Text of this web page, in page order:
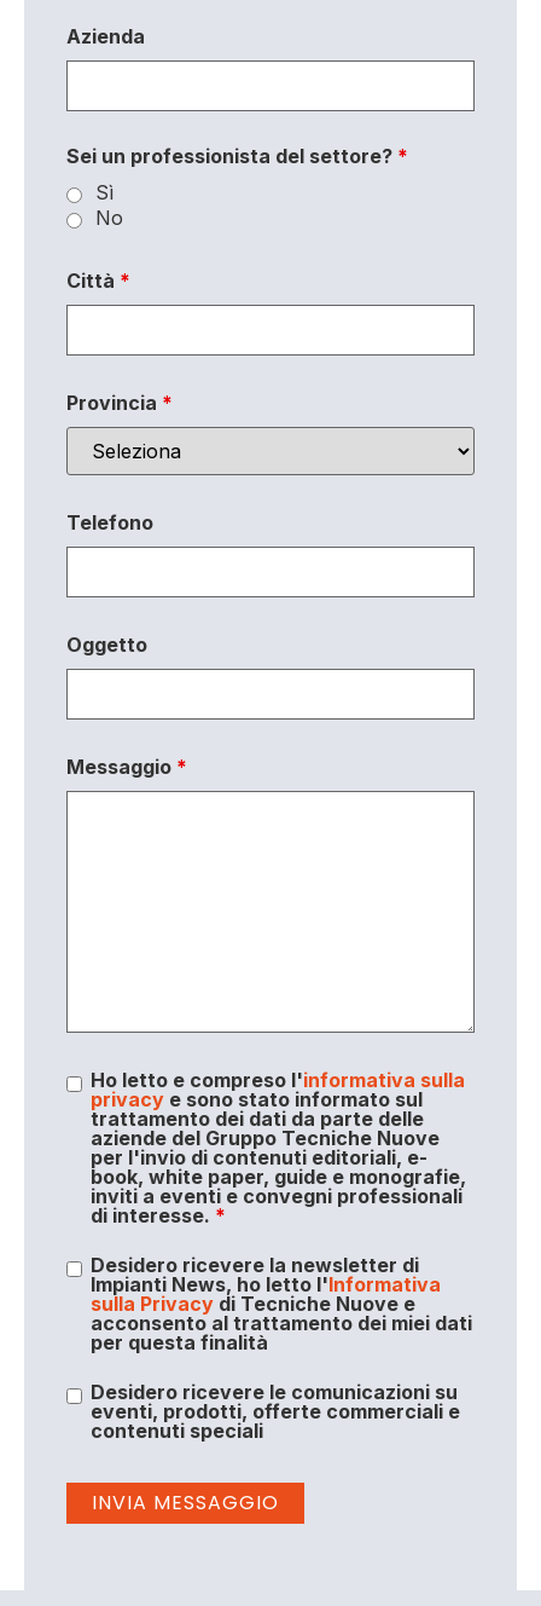
Azienda
Sei un professionista del settore? *
Sì
No
Città *
Provincia *
Telefono
Oggetto
Messaggio *
Ho letto e compreso l'informativa sulla
privacye sono stato informato sul
trattamento dei dati da parte delle
aziende del Gruppo Tecniche Nuove
per l'invio di contenuti editoriali, e-
book, white paper, guide e monografie,
inviti a eventi e convegni professionali
di interesse. *
Desidero ricevere la newsletter di
Impianti News, ho letto l'Informativa
sulla Privacydi Tecniche Nuove e
acconsento al trattamento dei miei dati
per questa finalità
Desidero ricevere le comunicazioni su
eventi, prodotti, offerte commerciali e
contenuti speciali